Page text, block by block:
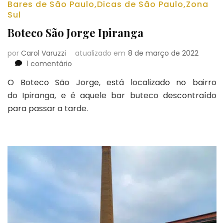
Bares de São Paulo,Dicas de São Paulo,Zona
Sul
Boteco São Jorge Ipiranga
por Carol Varuzzi atualizado em 8 de março de 2022
1 comentário
São
Jorge
Ipiranga
O Boteco São Jorge, está localizado no bairro
do Ipiranga, e é aquele bar buteco descontraído
para passar a tarde.